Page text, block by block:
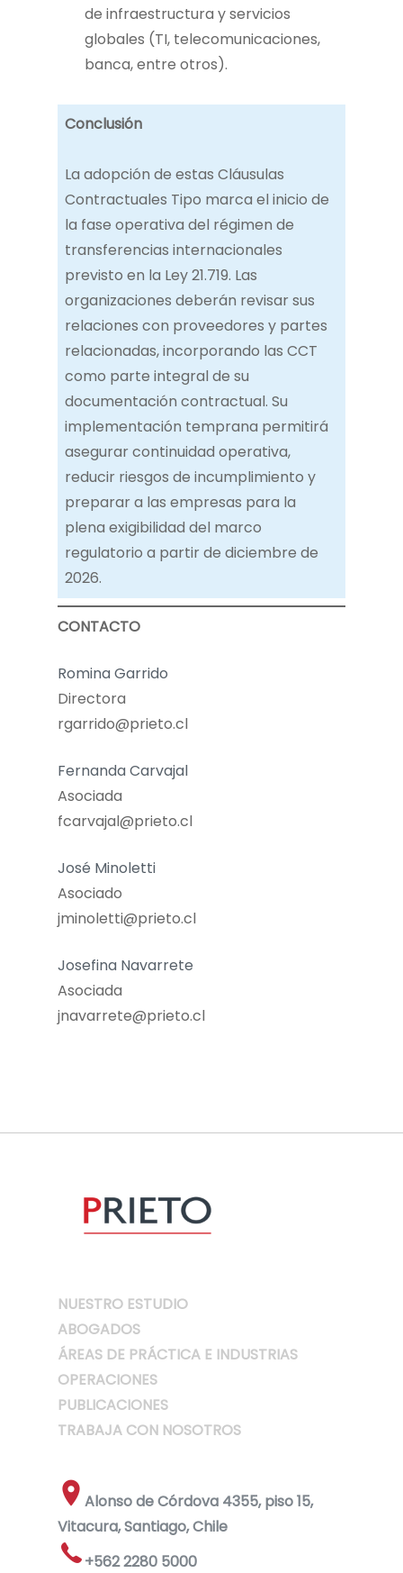
de infraestructura y servicios
globales (TI, telecomunicaciones,
banca, entre otros).
Conclusión
La adopción de estas Cláusulas
Contractuales Tipo marca el inicio de
la fase operativa del régimen de
transferencias internacionales
previsto en la Ley 21.719. Las
organizaciones deberán revisar sus
relaciones con proveedores y partes
relacionadas, incorporando las CCT
como parte integral de su
documentación contractual. Su
implementación temprana permitirá
asegurar continuidad operativa,
reducir riesgos de incumplimiento y
preparar a las empresas para la
plena exigibilidad del marco
regulatorio a partir de diciembre de
2026.
CONTACTO
Romina Garrido
Directora
rgarrido@prieto.cl
Fernanda Carvajal
Asociada
fcarvajal@prieto.cl
José Minoletti
Asociado
jminoletti@prieto.cl
Josefina Navarrete
Asociada
jnavarrete@prieto.cl
NUESTRO ESTUDIO
ABOGADOS
ÁREAS DE PRÁCTICA E INDUSTRIAS
OPERACIONES
PUBLICACIONES
TRABAJA CON NOSOTROS
Alonso de Córdova 4355, piso 15,
Vitacura, Santiago, Chile
+562 2280 5000